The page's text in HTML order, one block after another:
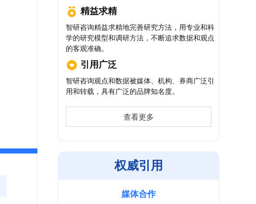
精益求精
智研咨询精益求精地完善研究方法，用专业和科
学的研究模型和调研方法，不断追求数据和观点
的客观准确。
引用广泛
智研咨询观点和数据被媒体、机构、券商广泛引
用和转载，具有广泛的品牌知名度。
查看更多
权威引用
媒体合作